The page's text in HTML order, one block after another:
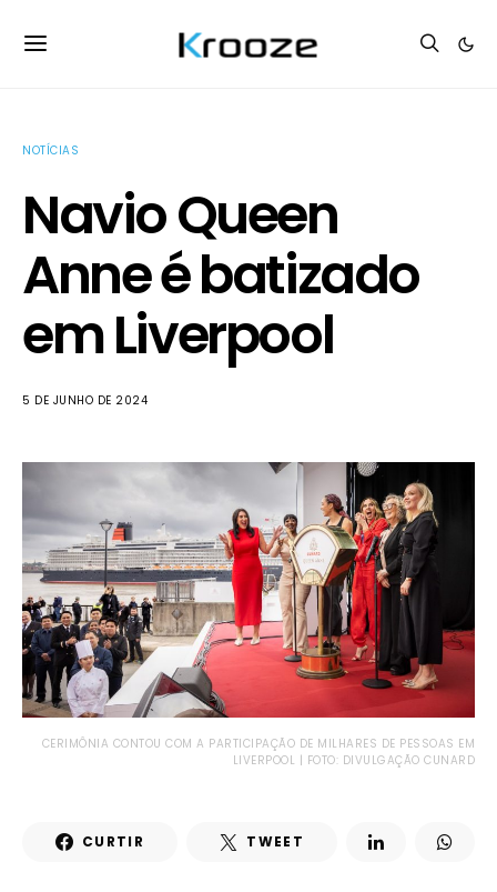
NOTÍCIAS
Navio Queen
Anne é batizado
em Liverpool
5 DE JUNHO DE 2024
CERIMÔNIA CONTOU COM A PARTICIPAÇÃO DE MILHARES DE PESSOAS EM
LIVERPOOL | FOTO: DIVULGAÇÃO CUNARD
CURTIR TWEET